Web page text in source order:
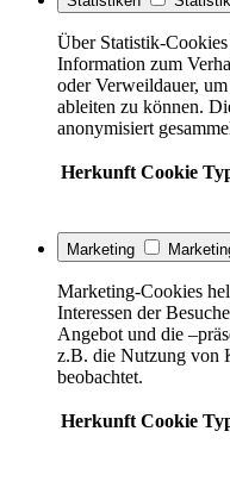
Über Statistik-
Information zum
oder Verweildauer,
ableiten zu können.
anonymisiert
Herkunft Cookie
Marketing
Marketing-Cookies
Interessen der
Angebot und die
z.B. die Nutzung von
beobachtet.
Herkunft Cookie